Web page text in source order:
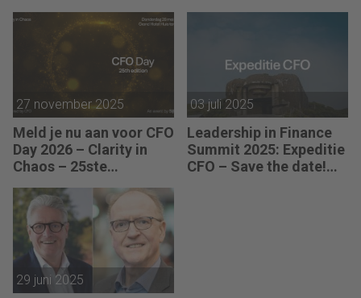
leiderschap.”
27 november 2025
Meld je nu aan voor CFO
Day 2026 – Clarity in
Chaos – 25ste
03 juli 2025
Leadership in Finance
Summit 2025: Expeditie
CFO – Save the date!
29 juni 2025